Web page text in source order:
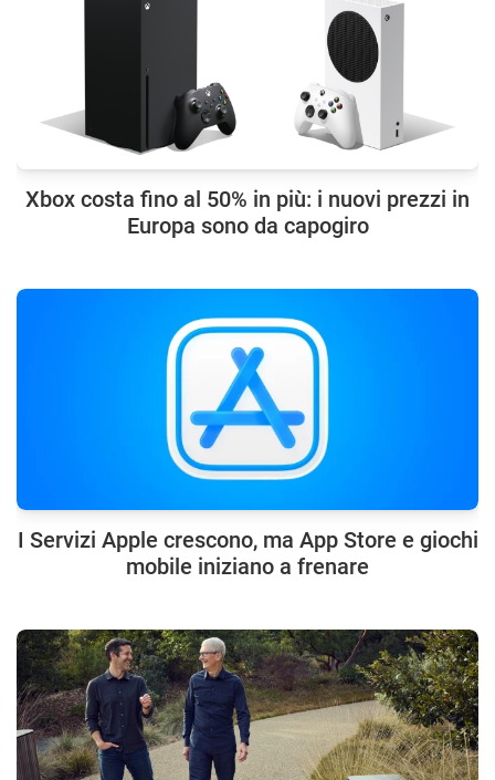
Xbox costa fino al 50% in più: i nuovi prezzi in
Europa sono da capogiro
I Servizi Apple crescono, ma App Store e giochi
mobile iniziano a frenare